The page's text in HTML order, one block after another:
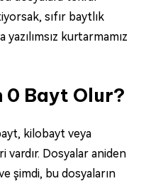
sıfır baytlık
yazılımsız kurtarmamız
0 Bayt Olur?
kilobayt veya
vardır. Dosyalar aniden
şimdi, bu dosyaların